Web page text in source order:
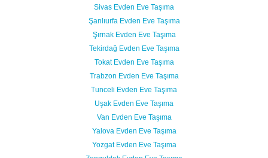
Sivas Evden Eve Taşıma
Şanlıurfa Evden Eve Taşıma
Şırnak Evden Eve Taşıma
Tekirdağ Evden Eve Taşıma
Tokat Evden Eve Taşıma
Trabzon Evden Eve Taşıma
Tunceli Evden Eve Taşıma
Uşak Evden Eve Taşıma
Van Evden Eve Taşıma
Yalova Evden Eve Taşıma
Yozgat Evden Eve Taşıma